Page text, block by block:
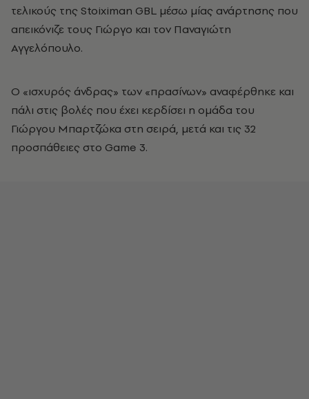
τελικούς της Stoiximan GBL μέσω μίας ανάρτησης που
απεικόνιζε τους Γιώργο και τον Παναγιώτη
Αγγελόπουλο.
Ο «ισχυρός άνδρας» των «πρασίνων» αναφέρθηκε και
πάλι στις βολές που έχει κερδίσει η ομάδα του
Γιώργου Μπαρτζώκα στη σειρά, μετά και τις 32
προσπάθειες στο Game 3.